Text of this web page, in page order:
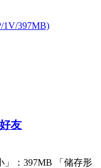
友
」：397MB 「储存形